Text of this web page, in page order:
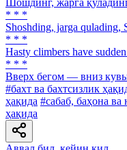
Шошдинг, жарга
* * *
Shoshding, jarga qulading,
* * *
Hasty climbers have
* * *
Вверх бегом — вниз
#бахт ва бахтсизлик
ҳақида #сабаб, баҳона ва
ҳақида